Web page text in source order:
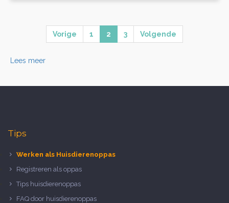
Vorige 1 2 3 Volgende
Lees meer
Tips
Werken als Huisdierenoppas
Registreren als oppas
Tips huisdierenoppas
FAQ door huisdierenoppas